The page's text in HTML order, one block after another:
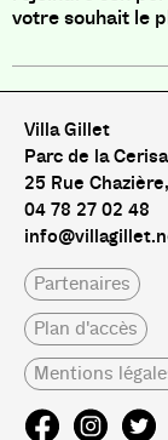
votre souhait le
Villa Gillet
Parc de la
25 Rue
04 78 27 02 48
Partenaires
Plan d'accès
Mentions